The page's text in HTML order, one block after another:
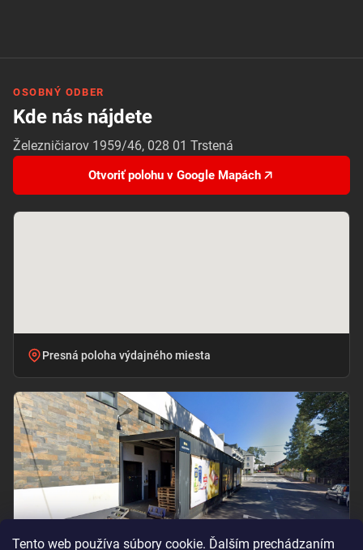
Tento web používa súbory cookie. Ďalším prechádzaním
OSOBNÝ ODBER
Kde nás nájdete
Železničiarov 1959/46, 028 01 Trstená
Otvoriť polohu v Google Mapách
Presná poloha výdajného miesta